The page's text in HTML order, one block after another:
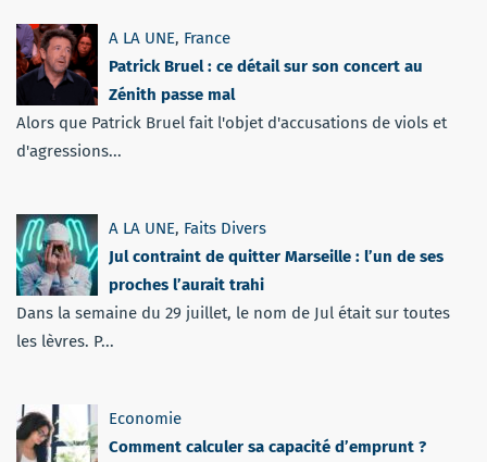
A LA UNE, France
Patrick Bruel : ce détail sur son concert au
Zénith passe mal
Alors que Patrick Bruel fait l'objet d'accusations de viols et
d'agressions...
A LA UNE, Faits Divers
Jul contraint de quitter Marseille : l’un de ses
proches l’aurait trahi
Dans la semaine du 29 juillet, le nom de Jul était sur toutes
les lèvres. P...
Economie
Comment calculer sa capacité d’emprunt ?